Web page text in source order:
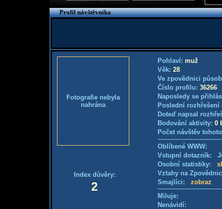
Profil návštěvníka
Fotografie nebyla
nahrána
Index důvěry:
2
Pohlaví: muž
Věk: 28
Ve zpovědnici
Číslo profilu: 36266
Naposledy se
Poslední
Doteď napsal
Bodování aktivity: 0
Počet návštěv
Oblíbené WWW:
Vstupní dotazník:
Osobní statistiky:
Vztahy na
Smajlíci: zobraz
Miluje:
Nenávidí: